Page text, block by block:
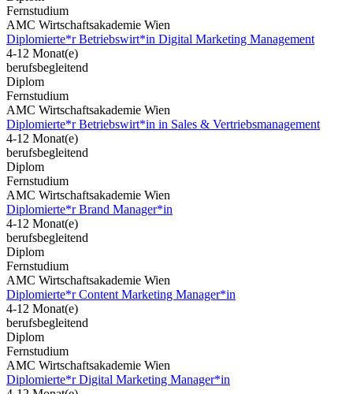
Fernstudium
AMC Wirtschaftsakademie Wien
Diplomierte*r Betriebswirt*in Digital Marketing Management
4-12 Monat(e)
berufsbegleitend
Diplom
Fernstudium
AMC Wirtschaftsakademie Wien
Diplomierte*r Betriebswirt*in in Sales & Vertriebsmanagement
4-12 Monat(e)
berufsbegleitend
Diplom
Fernstudium
AMC Wirtschaftsakademie Wien
Diplomierte*r Brand Manager*in
4-12 Monat(e)
berufsbegleitend
Diplom
Fernstudium
AMC Wirtschaftsakademie Wien
Diplomierte*r Content Marketing Manager*in
4-12 Monat(e)
berufsbegleitend
Diplom
Fernstudium
AMC Wirtschaftsakademie Wien
Diplomierte*r Digital Marketing Manager*in